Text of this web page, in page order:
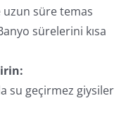
uzun süre temas
sürelerini kısa
su geçirmez giysiler